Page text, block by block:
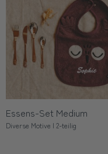
Essens-Set Medium
Diverse Motive | 2-teilig